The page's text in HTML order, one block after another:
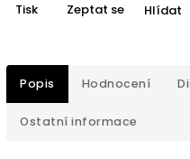
Tisk Zeptat se Hlídat
Popis Hodnocení
Ostatní informace